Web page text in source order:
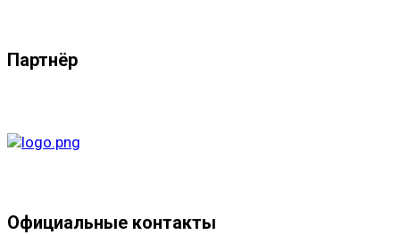
Партнёр
Официальные контакты